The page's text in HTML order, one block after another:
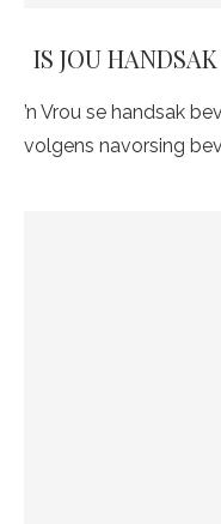
IS JOU
’n Vrou se handsak
volgens navorsing